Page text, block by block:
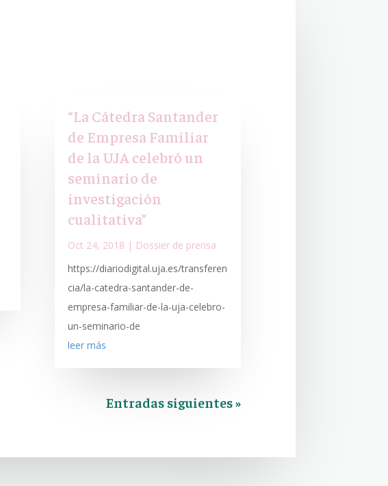
“La Cátedra Santander
de Empresa Familiar
de la UJA celebró un
seminario de
investigación
cualitativa”
Oct 24, 2018 | Dossier de prensa
https://diariodigital.uja.es/transferen
cia/la-catedra-santander-de-
empresa-familiar-de-la-uja-celebro-
un-seminario-de
leer más
Entradas siguientes »